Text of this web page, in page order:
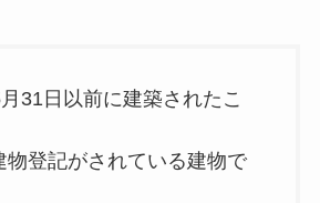
31日以前に建築されたこ
物登記がされている建物で